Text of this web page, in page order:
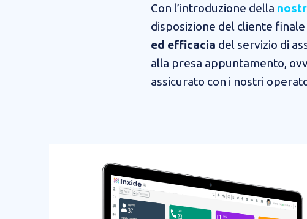
Con l’introduzione della
disposizione del cliente finale
ed efficacia del servizio di
alla presa appuntamento,
assicurato con i nostri